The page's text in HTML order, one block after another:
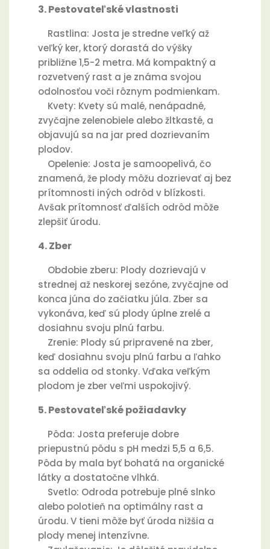
3. Pestovateľské vlastnosti
Rastlina: Josta je stredne veľký až
veľký ker, ktorý dorastá do výšky
približne 1,5-2 metra. Má kompaktný a
rozvetvený rast a je známa svojou
odolnosťou voči rôznym podmienkam.
Kvety: Kvety sú malé, nenápadné,
zvyčajne zelenobiele alebo žltkasté, a
objavujú sa na jar pred dozrievaním
plodov.
Opelenie: Josta je samoopelivá, čo
znamená, že plody môžu dozrievať aj bez
prítomnosti iných odrôd v blízkosti.
Avšak prítomnosť ďalších odrôd môže
zlepšiť úrodu.
4. Zber
Obdobie zberu: Plody dozrievajú v
strednej až neskorej sezóne, zvyčajne od
konca júna do začiatku júla. Zber sa
vykonáva, keď sú plody úplne zrelé a
dosiahnu svoju plnú farbu.
Zrenie: Plody sú pripravené na zber,
keď dosiahnu svoju plnú farbu a ľahko
sa oddelia od stonky. Vďaka veľkým
plodom je zber veľmi uspokojivý.
5. Pestovateľské požiadavky
Pôda: Josta preferuje dobre
priepustnú pôdu s pH medzi 5,5 a 6,5.
Pôda by mala byť bohatá na organické
látky a dostatočne vlhká.
Svetlo: Odroda potrebuje plné slnko
alebo polotieň na optimálny rast a
úrodu. V tieni môže byť úroda nižšia a
plody menej intenzívne.